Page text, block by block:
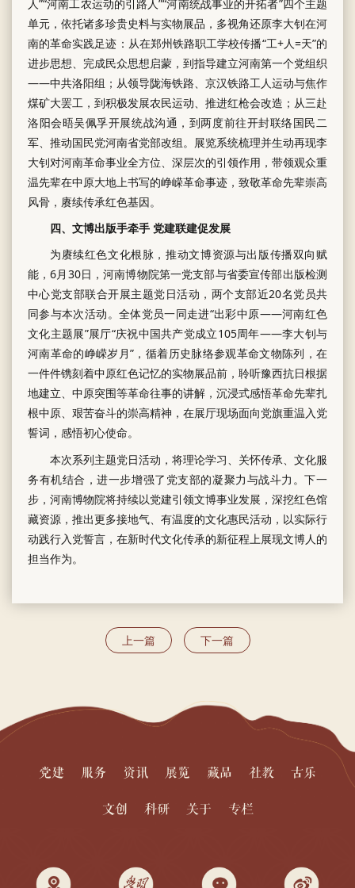
人”“河南工农运动的引路人”“河南统战事业的开拓者”四个主题
单元，依托诸多珍贵史料与实物展品，多视角还原李大钊在河
南的革命实践足迹：从在郑州铁路职工学校传播“工+人=天”的
进步思想、完成民众思想启蒙，到指导建立河南第一个党组织
——中共洛阳组；从领导陇海铁路、京汉铁路工人运动与焦作
煤矿大罢工，到积极发展农民运动、推进红枪会改造；从三赴
洛阳会晤吴佩孚开展统战沟通，到两度前往开封联络国民二
军、推动国民党河南省党部改组。展览系统梳理并生动再现李
大钊对河南革命事业全方位、深层次的引领作用，带领观众重
温先辈在中原大地上书写的峥嵘革命事迹，致敬革命先辈崇高
风骨，赓续传承红色基因。
四、文博出版手牵手 党建联建促发展
为赓续红色文化根脉，推动文博资源与出版传播双向赋
能，6月30日，河南博物院第一党支部与省委宣传部出版检测
中心党支部联合开展主题党日活动，两个支部近20名党员共
同参与本次活动。全体党员一同走进“出彩中原——河南红色
文化主题展”展厅“庆祝中国共产党成立105周年——李大钊与
河南革命的峥嵘岁月”，循着历史脉络参观革命文物陈列，在
一件件镌刻着中原红色记忆的实物展品前，聆听豫西抗日根据
地建立、中原突围等革命往事的讲解，沉浸式感悟革命先辈扎
根中原、艰苦奋斗的崇高精神，在展厅现场面向党旗重温入党
誓词，感悟初心使命。
本次系列主题党日活动，将理论学习、关怀传承、文化服
务有机结合，进一步增强了党支部的凝聚力与战斗力。下一
步，河南博物院将持续以党建引领文博事业发展，深挖红色馆
藏资源，推出更多接地气、有温度的文化惠民活动，以实际行
动践行入党誓言，在新时代文化传承的新征程上展现文博人的
担当作为。
上一篇 下一篇
党建 服务 资讯 展览 藏品 社教 古乐
文创 科研 关于 专栏